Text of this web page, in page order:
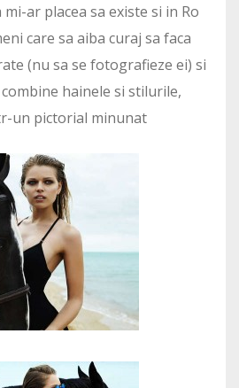
ar placea sa existe si in Ro
care sa aiba curaj sa faca
(nu sa se fotografieze ei) si
hainele si stilurile,
un pictorial minunat